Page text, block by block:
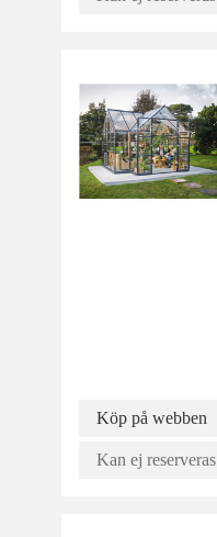
Köp på webben
Kan ej reserveras